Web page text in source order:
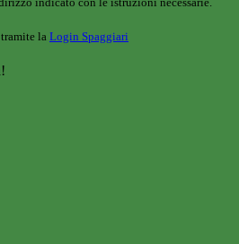
la Login Spaggiari